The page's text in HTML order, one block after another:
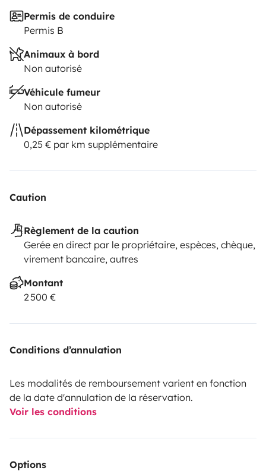
Permis de conduire
Permis B
Animaux à bord
Non autorisé
Véhicule fumeur
Non autorisé
Dépassement kilométrique
0,25 € par km supplémentaire
Caution
Règlement de la caution
Gerée en direct par le propriétaire, espèces, chèque,
virement bancaire, autres
Montant
2 500 €
Conditions d’annulation
Les modalités de remboursement varient en fonction
de la date d'annulation de la réservation.
Voir les conditions
Options